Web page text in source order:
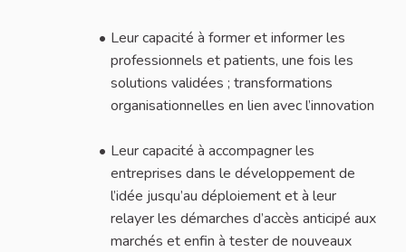
Leur capacité à former et informer les
professionnels et patients, une fois les
solutions validées ; transformations
organisationnelles en lien avec l’innovation
Leur capacité à accompagner les
entreprises dans le développement de
l’idée jusqu’au déploiement et à leur
relayer les démarches d’accès anticipé aux
marchés et enfin à tester de nouveaux